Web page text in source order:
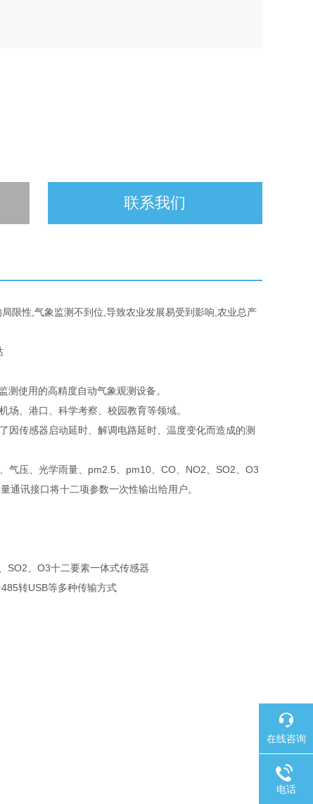
联系我们
限性,气象监测不到位,导致农业发展易受到影响,农业总产
使用的高精度自动气象观测设备。
、港口、科学考察、校园教育等领域。
传感器启动延时、解调电路延时、温度变化而造成的测
压、光学雨量、pm2.5、pm10、CO、NO2、SO2、O3
通讯接口将十二项参数一次性输出给用户。
、O3十二要素一体式传感器
转USB等多种传输方式
在线咨询
电话